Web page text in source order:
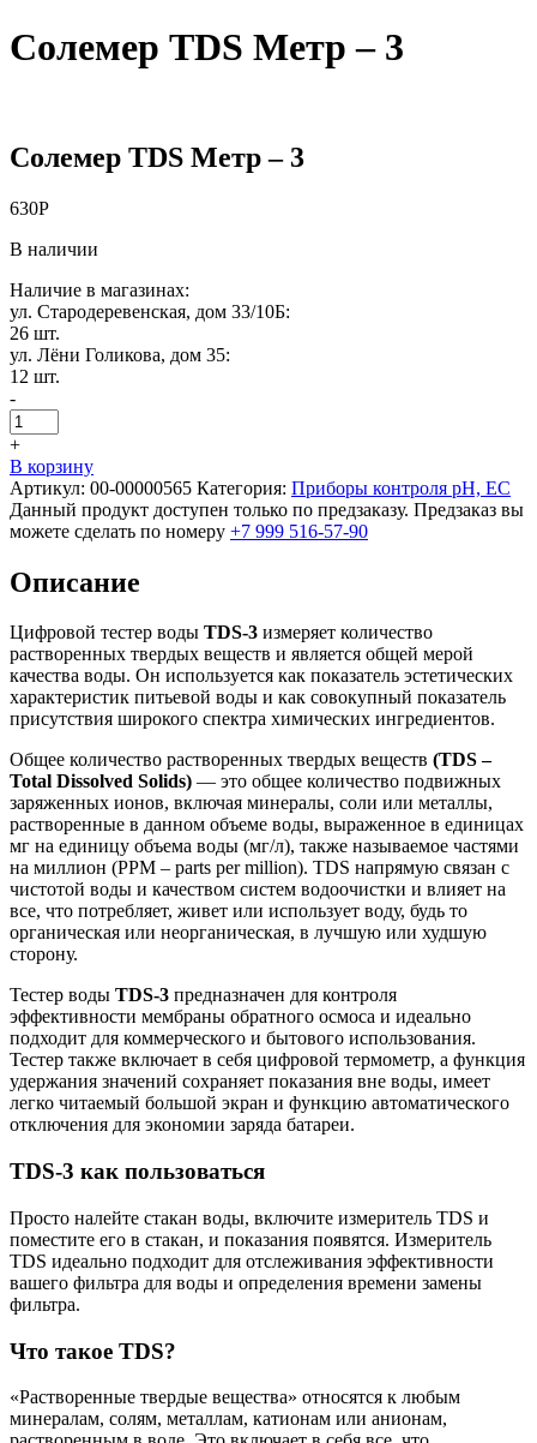
Солемер TDS Метр – 3
Солемер TDS Метр – 3
630Р
В наличии
Наличие в магазинах:
ул. Стародеревенская, дом 33/10Б:
26 шт.
ул. Лёни Голикова, дом 35:
12 шт.
-
+
В корзину
Артикул: 00-00000565 Категория: Приборы контроля pH, EC
Данный продукт доступен только по предзаказу. Предзаказ вы
можете сделать по номеру +7 999 516-57-90
Описание
Цифровой тестер воды TDS-3 измеряет количество
растворенных твердых веществ и является общей мерой
качества воды. Он используется как показатель эстетических
характеристик питьевой воды и как совокупный показатель
присутствия широкого спектра химических ингредиентов.
Общее количество растворенных твердых веществ (TDS –
Total Dissolved Solids) — это общее количество подвижных
заряженных ионов, включая минералы, соли или металлы,
растворенные в данном объеме воды, выраженное в единицах
мг на единицу объема воды (мг/л), также называемое частями
на миллион (PPM – parts per million). TDS напрямую связан с
чистотой воды и качеством систем водоочистки и влияет на
все, что потребляет, живет или использует воду, будь то
органическая или неорганическая, в лучшую или худшую
сторону.
Тестер воды TDS-3 предназначен для контроля
эффективности мембраны обратного осмоса и идеально
подходит для коммерческого и бытового использования.
Тестер также включает в себя цифровой термометр, а функция
удержания значений сохраняет показания вне воды, имеет
легко читаемый большой экран и функцию автоматического
отключения для экономии заряда батареи.
TDS-3 как пользоваться
Просто налейте стакан воды, включите измеритель TDS и
поместите его в стакан, и показания появятся. Измеритель
TDS идеально подходит для отслеживания эффективности
вашего фильтра для воды и определения времени замены
фильтра.
Что такое TDS?
«Растворенные твердые вещества» относятся к любым
минералам, солям, металлам, катионам или анионам,